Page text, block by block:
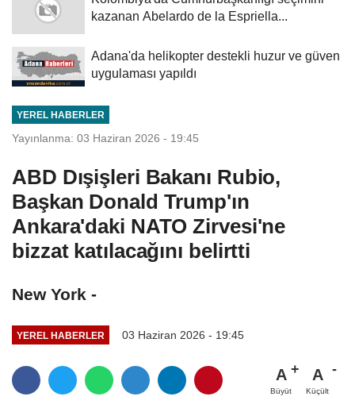
kazanan Abelardo de la Espriella...
Adana'da helikopter destekli huzur ve güven
uygulaması yapıldı
YEREL HABERLER
Yayınlanma: 03 Haziran 2026 - 19:45
ABD Dışişleri Bakanı Rubio,
Başkan Donald Trump'ın
Ankara'daki NATO Zirvesi'ne
bizzat katılacağını belirtti
New York -
YEREL HABERLER 03 Haziran 2026 - 19:45
A
Büyüt
A
Küçült